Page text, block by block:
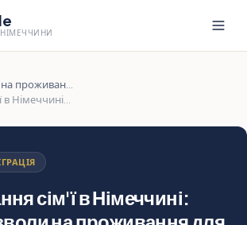
НІМЕЧЧИНИ
Дозвіл на проживання
Возз'єднання сім'ї в Німеччині: візи та дозволи на проживання для членів сім'ї
сім'ї в Німеччині: